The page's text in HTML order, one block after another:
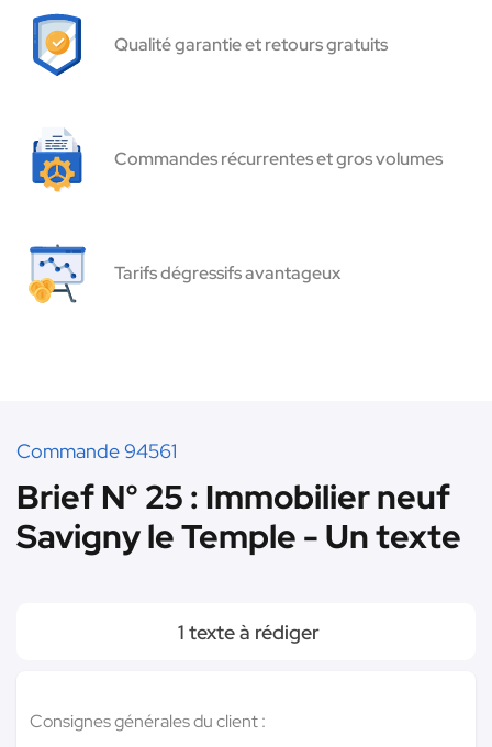
Qualité garantie et retours gratuits
Commandes récurrentes et gros volumes
Tarifs dégressifs avantageux
Commande 94561
Brief N° 25 : Immobilier neuf
Savigny le Temple - Un texte
1 texte à rédiger
Consignes générales du client :